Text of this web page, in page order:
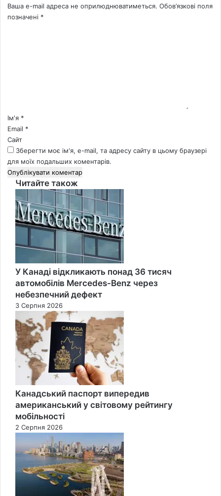
Ваша e-mail адреса не оприлюднюватиметься. Обов’язкові поля
позначені *
*Ім'я *
Email *
Сайт
Зберегти моє ім'я, e-mail, та адресу сайту в цьому браузері
для моїх подальших коментарів.
Читайте також
У Канаді відкликають понад 36 тисяч
автомобілів Mercedes-Benz через
небезпечний дефект
3 Серпня 2026
Канадський паспорт випередив
американський у світовому рейтингу
мобільності
2 Серпня 2026